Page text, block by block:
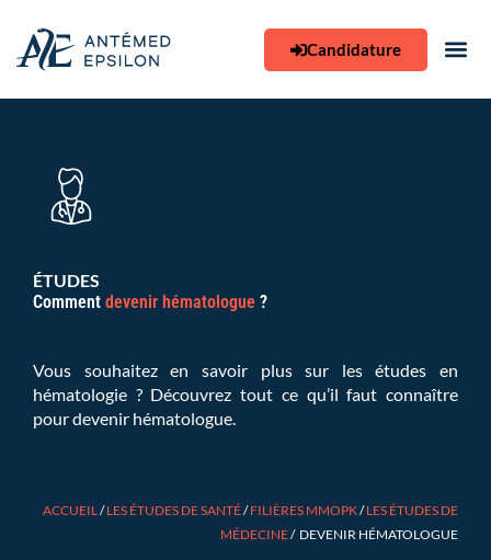
contenu
Candidature
ÉTUDES
Comment devenir hématologue ?
Vous souhaitez en savoir plus sur les études en
hématologie ? Découvrez tout ce qu’il faut connaître
pour devenir hématologue.
ACCUEIL/LES ÉTUDES DE SANTÉ/FILIÈRES MMOPK/LES ÉTUDES DE
MÉDECINE/ DEVENIR HÉMATOLOGUE